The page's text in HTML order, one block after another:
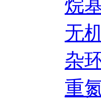
烷
无
杂
重